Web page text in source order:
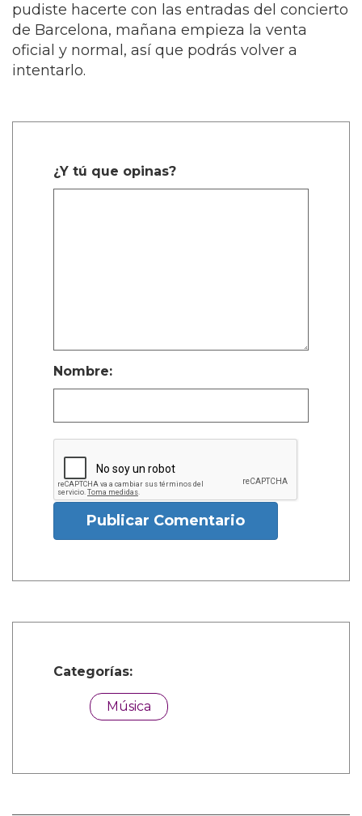
pudiste hacerte con las entradas del concierto
de Barcelona, mañana empieza la venta
oficial y normal, así que podrás volver a
intentarlo.
¿Y tú que opinas?
Nombre:
Publicar Comentario
Categorías:
Música